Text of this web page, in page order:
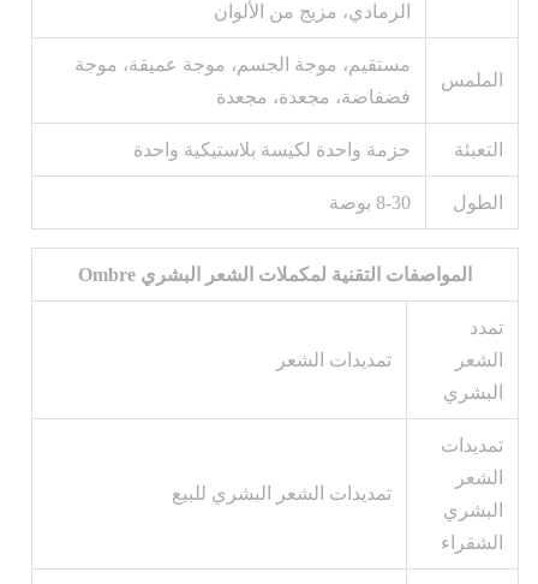
الرمادي، مزيج من الألوان
الملمس
مستقيم، موجة الجسم، موجة عميقة، موجة
فضفاضة، مجعدة، مجعدة
التعبئة حزمة واحدة لكيسة بلاستيكية واحدة
الطول 8-30 بوصة
المواصفات التقنية لمكملات الشعر البشري Ombre
تمدد
الشعر
البشري
تمديدات الشعر
تمديدات
الشعر
البشري
الشقراء
تمديدات الشعر البشري للبيع